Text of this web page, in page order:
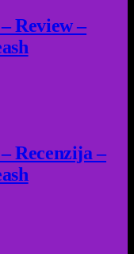
Review –
Recenzija –